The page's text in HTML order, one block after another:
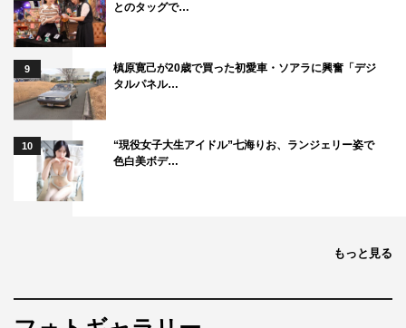
とのタッグで…
9
槙原寛己が20歳で買った初愛車・ソアラに興奮「デジ
タルパネル…
10
“現役女子大生アイドル”七海りお、ランジェリー姿で
色白美ボデ…
もっと見る